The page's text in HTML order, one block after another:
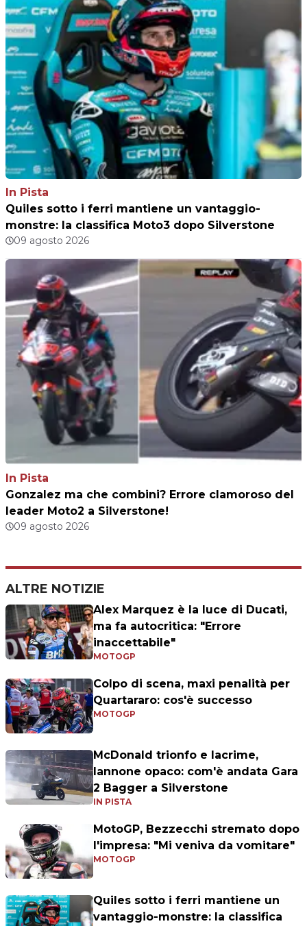
In Pista
Quiles sotto i ferri mantiene un vantaggio-
monstre: la classifica Moto3 dopo Silverstone
09 agosto 2026
In Pista
Gonzalez ma che combini? Errore clamoroso del
leader Moto2 a Silverstone!
09 agosto 2026
ALTRE NOTIZIE
Alex Marquez è la luce di Ducati,
ma fa autocritica: "Errore
inaccettabile"
MOTOGP
Colpo di scena, maxi penalità per
Quartararo: cos'è successo
MOTOGP
McDonald trionfo e lacrime,
Iannone opaco: com'è andata Gara
2 Bagger a Silverstone
IN PISTA
MotoGP, Bezzecchi stremato dopo
l'impresa: "Mi veniva da vomitare"
MOTOGP
Quiles sotto i ferri mantiene un
vantaggio-monstre: la classifica